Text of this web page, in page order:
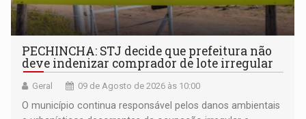
PECHINCHA: STJ decide que prefeitura não
deve indenizar comprador de lote irregular
Geral 09 de Agosto de 2026 às 10:00
O município continua responsável pelos danos ambientais